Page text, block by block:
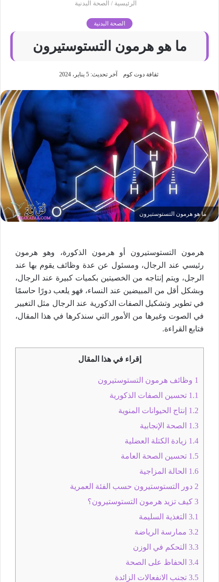
الرئيسية / الصحة البدنية
الصحة البدنية
ما هو هرمون التستوستيرون
ثقافة دوت كوم آخر تحديث: 5 يناير، 2024
ما هو هرمون التستوستيرون
هرمون التستوستيرون أو هرمون الذكورة، وهو هرمون
رئيسي عند الرجال، ومسئول عن عدة وظائف يقوم بها عند
الرجل، ويتم إنتاجه من الخصيتين بكميات كبيرة عند الرجال،
وبشكل أقل من المبيضين عند النساء، فهو يلعب دورًا حاسمًا
في تطوير وتشكيل الصفات الذكورية عند الرجال مثل التغيير
في الصوت وغيرها من الأمور التي سنذكرها في هذا المقال،
فتابع القراءة.
إقراء في هذا المقال
1 وظائف هرمون التستوستيرون
1.1 تحسين الصفات الذكورية
1.2 إنتاج الحيوانات المنوية
1.3 الصحة الإنجابية
1.4 زيادة الكتلة العضلية
1.5 تحسين الصحة العامة
1.6 الحالة المزاجية
2 دور التستوستيرون حسب الفئة العمرية
3 كيف تزيد هرمون التستوستيرون؟
3.1 التغذية السليمة
3.2 ممارسة الرياضة
3.3 التحكم في الوزن
3.4 الحفاظ على الصحة
3.5 تجنب الانفعالات الزائدة